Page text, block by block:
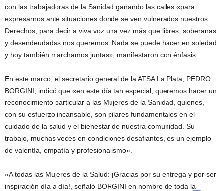
con las trabajadoras de la Sanidad ganando las calles «para
expresarnos ante situaciones donde se ven vulnerados nuestros
Derechos, para decir a viva voz una vez más que libres, soberanas
y desendeudadas nos queremos. Nada se puede hacer en soledad
y hoy también marchamos juntas», manifestaron con énfasis.
En este marco, el secretario general de la ATSA La Plata, PEDRO
BORGINI, indicó que «en este día tan especial, queremos hacer un
reconocimiento particular a las Mujeres de la Sanidad, quienes,
con su esfuerzo incansable, son pilares fundamentales en el
cuidado de la salud y el bienestar de nuestra comunidad. Su
trabajo, muchas veces en condiciones desafiantes, es un ejemplo
de valentía, empatía y profesionalismo».
«A todas las Mujeres de la Salud: ¡Gracias por su entrega y por ser
inspiración día a día!, señaló BORGINI en nombre de toda la